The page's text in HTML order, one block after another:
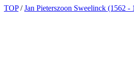
TOP/Jan Pieterszoon Sweelinck (1562 -